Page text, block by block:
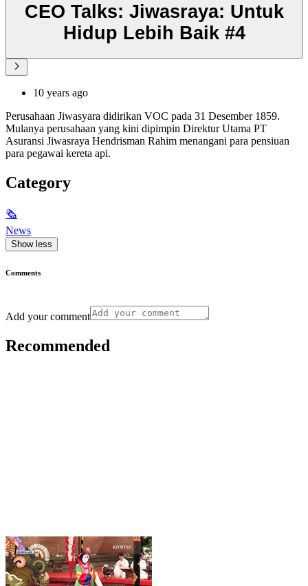
CEO Talks: Jiwasraya: Untuk
Hidup Lebih Baik #4
10 years ago
Perusahaan Jiwasyara didirikan VOC pada 31 Desember 1859.
Mulanya perusahaan yang kini dipimpin Direktur Utama PT
Asuransi Jiwasraya Hendrisman Rahim menangani para pensiuan
para pegawai kereta api.
Category
🗞
News
Show less
Comments
Add your comment
Recommended